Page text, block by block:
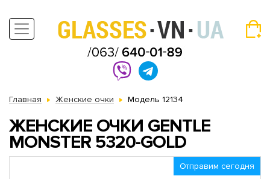
Главная Женские очки Модель 12134
ЖЕНСКИЕ ОЧКИ GENTLE
MONSTER 5320-GOLD
Отправим сегодня